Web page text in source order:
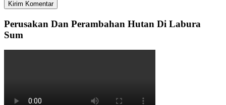
Perusakan Dan Perambahan Hutan Di Labura
Sum